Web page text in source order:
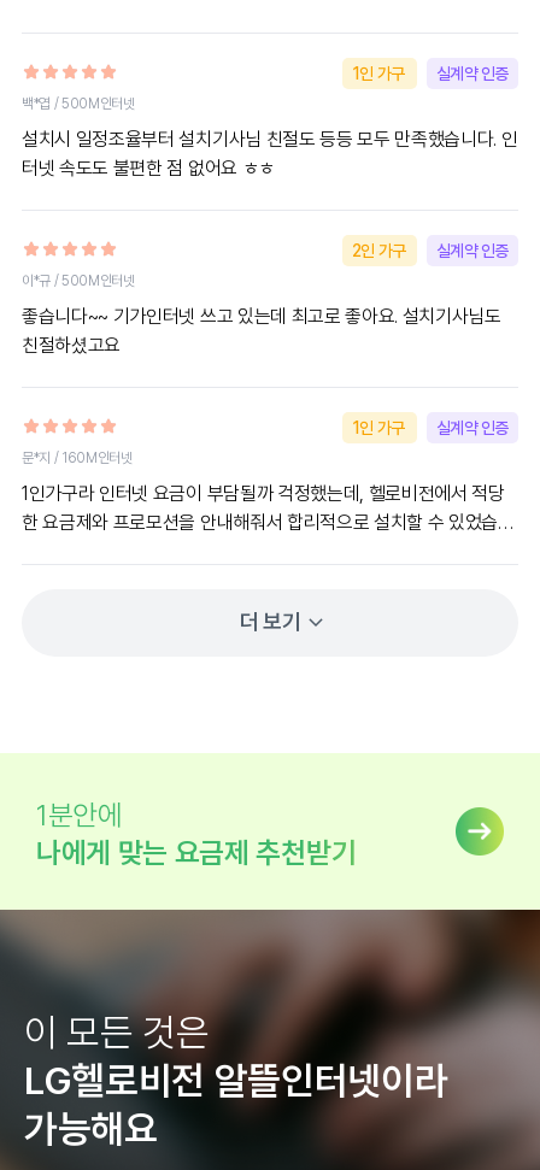
1인 가구 실계약 인증
백*엽 / 500M인터넷
설치시 일정조율부터 설치기사님 친절도 등등 모두 만족했습니다. 인
터넷 속도도 불편한 점 없어요 ㅎㅎ
2인 가구 실계약 인증
이*규 / 500M인터넷
좋습니다~~ 기가인터넷 쓰고 있는데 최고로 좋아요. 설치기사님도
친절하셨고요
1인 가구 실계약 인증
문*지 / 160M인터넷
1인가구라 인터넷 요금이 부담될까 걱정했는데, 헬로비전에서 적당
한 요금제와 프로모션을 안내해줘서 합리적으로 설치할 수 있었습니
로 연결해 주셔서 바로 와이파이를 사용할 수 있었어요. 설치 후 속도
테스트까지 꼼꼼히 해주셔서 믿음이 갔습니다. 인터넷 속도도 안정적
설치받아서 적극 추천합니다~~
더 보기
1분안에
나에게 맞는 요금제 추천받기
이 모든 것은
LG헬로비전 알뜰인터넷이라
가능해요